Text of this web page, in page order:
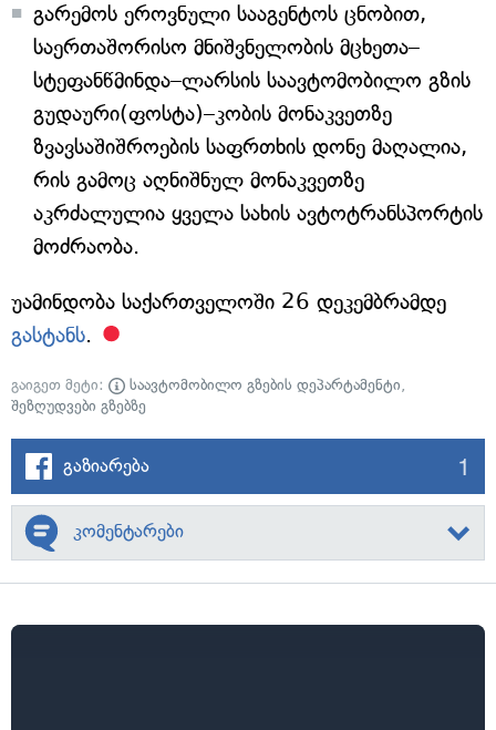
გარემოს ეროვნული სააგენტოს ცნობით,
საერთაშორისო მნიშვნელობის მცხეთა–
სტეფანწმინდა–ლარსის საავტომობილო გზის
გუდაური(ფოსტა)–კობის მონაკვეთზე
ზვავსაშიშროების საფრთხის დონე მაღალია,
რის გამოც აღნიშნულ მონაკვეთზე
აკრძალულია ყველა სახის ავტოტრანსპორტის
მოძრაობა.
უამინდობა საქართველოში 26 დეკემბრამდე
გასტანს.
გაიგეთ მეტი: საავტომობილო გზების დეპარტამენტი,
შეზღუდვები გზებზე
გაზიარება 1
კომენტარები